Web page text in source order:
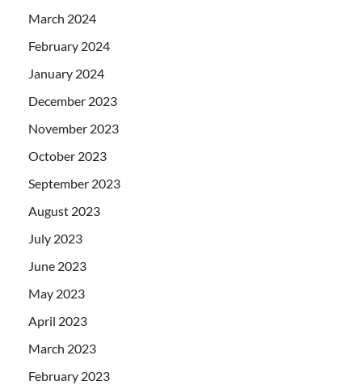
March 2024
February 2024
January 2024
December 2023
November 2023
October 2023
September 2023
August 2023
July 2023
June 2023
May 2023
April 2023
March 2023
February 2023